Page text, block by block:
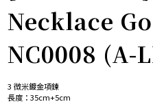
Necklace
NC0008 (A-
3 微米鍍金項鍊
長度：35cm+5cm